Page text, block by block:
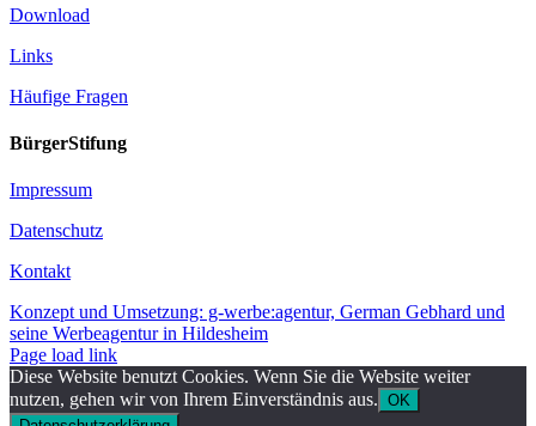
Download
Links
Häufige Fragen
BürgerStifung
Impressum
Datenschutz
Kontakt
Konzept und Umsetzung: g-werbe:agentur, German Gebhard und
seine Werbeagentur in Hildesheim
Toggle
Sliding
Bar
Area
Page load link
Diese Website benutzt Cookies. Wenn Sie die Website weiter
nutzen, gehen wir von Ihrem Einverständnis aus. OK